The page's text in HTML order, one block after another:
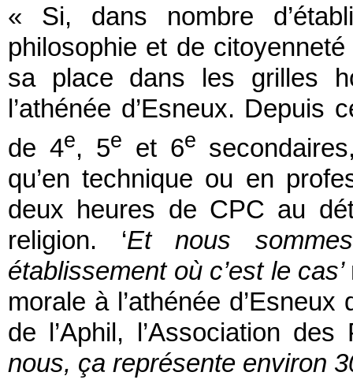
« Si, dans nombre
philosophie et de
sa place dans les grilles
l’athénée d’Esneux.
de 4e, 5e et 6e
qu’en technique ou en
deux heures de CPC au
religion. ‘Et nous
établissement où c’est le cas’
morale à l’athénée
de l’Aphil, l’Association
nous, ça représente environ